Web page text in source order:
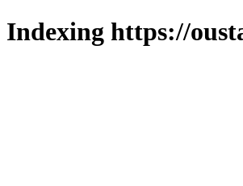
Indexing https://